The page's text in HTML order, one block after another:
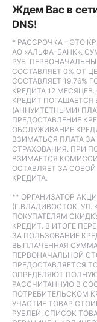
Ждем Вас в
DNS!
* РАССРОЧКА – ЭТО
АО «АЛЬФА-БАНК».
РУБ.
СОСТАВЛЯЕТ 0% ОТ
СОСТАВЛЯЕТ 19,76%
КРЕДИТА 12
КРЕДИТ
(АННУИТЕТНЫМИ)
ПРЕДОСТАВЛЕНИЕ
ОБСЛУЖИВАНИЕ
ВЗИМАТЬСЯ ПЛАТА
СТРАХОВАНИЯ. ПРИ
ВЗИМАЕТСЯ
ОСТАВЛЯЕТ ЗА
КРЕДИТА.
** ОРГАНИЗАТОР
(Г.ВЛАДИВОСТОК, УЛ.
ПОКУПАТЕЛЯМ
КРЕДИТ. В ИТОГЕ
ЗА ПОЛЬЗОВАНИЕ
ВЫПЛАЧЕННАЯ
ПЕРВОНАЧАЛЬНОЙ
ПРЕДОСТАВЛЯЕТСЯ
ОПРЕДЕЛЯЮТ
РАССЧИТАННУЮ В
ПОТРЕБИТЕЛЬСКОМ
УЧАСТИЕ ТОВАР
РУБЛЕЙ. СПИСОК